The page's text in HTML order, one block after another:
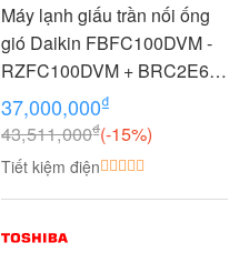
Máy lạnh giấu trần nối ống
gió Daikin FBFC100DVM -
RZFC100DVM + BRC2E61
4.0 HP (4 Ngựa) Inverter
37,000,000₫
43,511,000₫(-15%)
Tiết kiệm điện